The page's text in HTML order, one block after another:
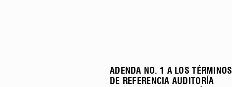
ADENDA NO. 1 A LOS TÉRMINOS
DE REFERENCIA AUDITORÍA